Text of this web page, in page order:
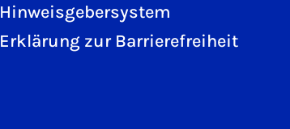
Hinweisgebersystem
Erklärung zur Barrierefreiheit